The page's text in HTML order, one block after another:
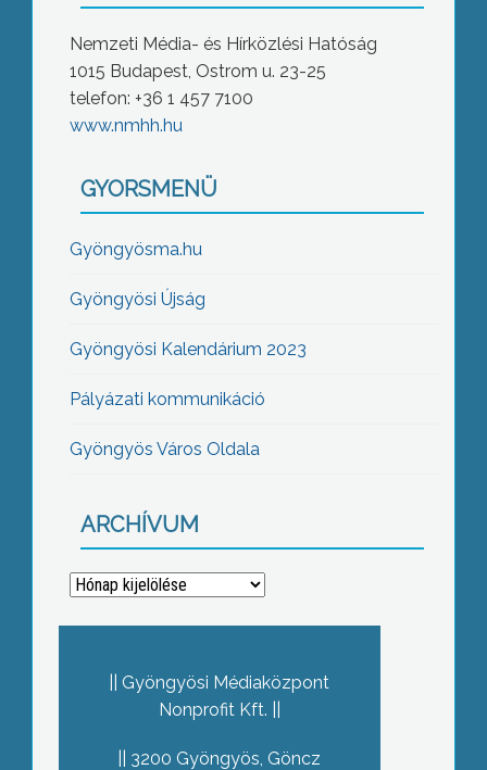
Nemzeti Média- és Hírközlési Hatóság
1015 Budapest, Ostrom u. 23-25
telefon: +36 1 457 7100
www.nmhh.hu
GYORSMENÜ
Gyöngyösma.hu
Gyöngyösi Újság
Gyöngyösi Kalendárium 2023
Pályázati kommunikáció
Gyöngyös Város Oldala
ARCHÍVUM
Archívum
Gyöngyösi Médiaközpont
Nonprofit Kft.
3200 Gyöngyös, Göncz